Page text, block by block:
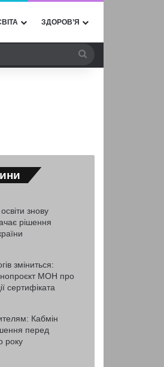
ЗДОРОВ’Я
знову
рішення
зміниться:
МОН про
сертифіката
Кабмін
перед
року